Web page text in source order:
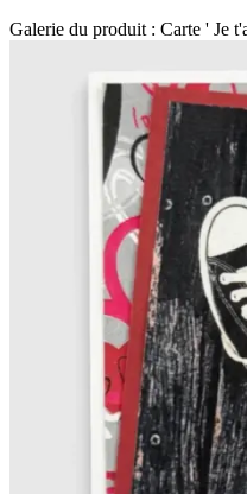
Galerie du produit : Carte ' Je